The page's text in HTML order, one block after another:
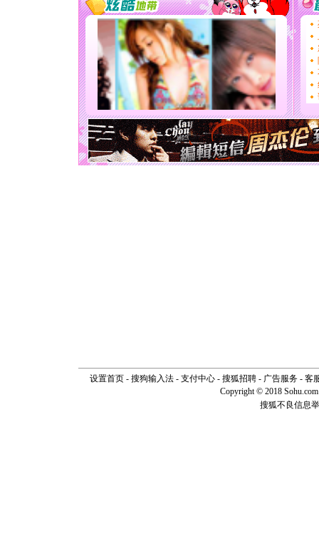
颜！冬
道一声平
[春节]
传
片叶子
送你一
[圣诞节]
你太多
要平安
[圣诞节]
能正大光
天都要快
[圣诞节]
如意,快
[元旦]看
设置首页- 搜狗输入法- 支付中心- 搜狐招聘- 广告服务- 客
Copyright © 2018
搜狐不良信息